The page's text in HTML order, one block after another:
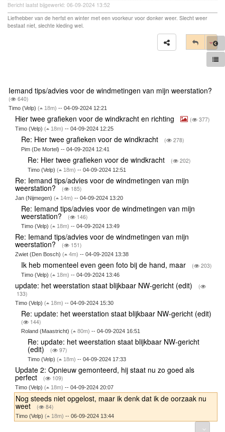
Bericht laatst bijgewerkt: 06-09-2024 13:52
Liefhebber van de herfst en winter met een voorkeur voor donker weer. Slecht weer
bestaat niet, slechte kleding wel.
Iemand tips/advies voor de windmetingen van mijn weerstation?
( 640)
Timo (Velp) ( 18m) -- 04-09-2024 12:21
Hier twee grafieken voor de windkracht en richting ( 377)
Timo (Velp) ( 18m) -- 04-09-2024 12:25
Re: Hier twee grafieken voor de windkracht ( 278)
Pim (De Mortel) -- 04-09-2024 12:41
Re: Hier twee grafieken voor de windkracht ( 202)
Timo (Velp) ( 18m) -- 04-09-2024 12:51
Re: Iemand tips/advies voor de windmetingen van mijn
weerstation? ( 185)
Jan (Nijmegen) ( 14m) -- 04-09-2024 13:20
Re: Iemand tips/advies voor de windmetingen van mijn
weerstation? ( 146)
Timo (Velp)( 18m) -- 04-09-2024 13:49
Re: Iemand tips/advies voor de windmetingen van mijn
weerstation? ( 151)
Zwiet (Den Bosch) ( 4m) -- 04-09-2024 13:38
Ik heb momenteel even geen foto bij de hand, maar ( 203)
Timo (Velp)( 18m) -- 04-09-2024 13:46
update: het weerstation staat blijkbaar NW-gericht (edit)
(
133)
Timo (Velp) ( 18m) -- 04-09-2024 15:30
Re: update: het weerstation staat blijkbaar NW-gericht (edit)
( 144)
Roland (Maastricht)( 80m) -- 04-09-2024 16:51
Re: update: het weerstation staat blijkbaar NW-gericht
(edit) ( 97)
Timo (Velp) ( 18m) -- 04-09-2024 17:33
Update 2: Opnieuw gemonteerd, hij staat nu zo goed als
perfect ( 109)
Timo (Velp) ( 18m) -- 04-09-2024 20:07
Nog steeds niet opgelost, maar ik denk dat ik de oorzaak nu
weet ( 84)
Timo (Velp) ( 18m) -- 06-09-2024 13:44